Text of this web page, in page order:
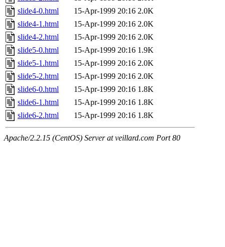
slide4-0.html
15-Apr-1999 20:16 2.0K
slide4-1.html
15-Apr-1999 20:16 2.0K
slide4-2.html
15-Apr-1999 20:16 2.0K
slide5-0.html
15-Apr-1999 20:16 1.9K
slide5-1.html
15-Apr-1999 20:16 2.0K
slide5-2.html
15-Apr-1999 20:16 2.0K
slide6-0.html
15-Apr-1999 20:16 1.8K
slide6-1.html
15-Apr-1999 20:16 1.8K
slide6-2.html
15-Apr-1999 20:16 1.8K
Apache/2.2.15 (CentOS) Server at veillard.com Port 80